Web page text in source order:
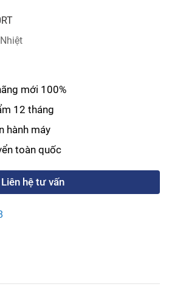
mới 100%
12 tháng
hành máy
toàn quốc
Liên hệ tư vấn